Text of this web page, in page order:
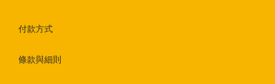
付款方式
條款與細則